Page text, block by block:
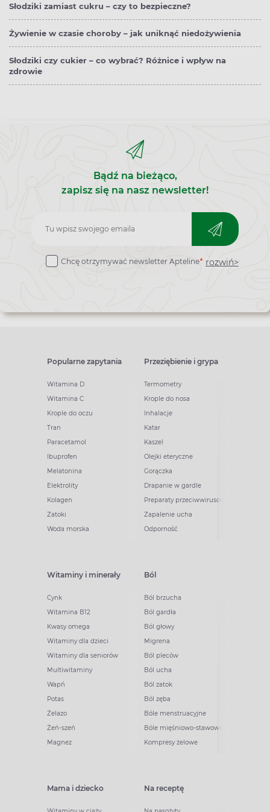
Słodziki zamiast cukru – czy to bezpieczne?
Żywienie w czasie choroby – jak uniknąć niedożywienia
Słodziki czy cukier – co wybrać? Różnice i wpływ na
zdrowie
Bądź na bieżąco,
zapisz się na nasz newsletter!
Zapisz
do
Chcę otrzymywać newsletter Apteline* rozwiń>
Popularne zapytania
Witamina D
Witamina C
Krople do oczu
Tran
Paracetamol
Ibuprofen
Melatonina
Elektrolity
Kolagen
Zatoki
Woda morska
Przeziębienie i grypa
Termometry
Krople do nosa
Inhalacje
Katar
Kaszel
Olejki eteryczne
Gorączka
Drapanie w gardle
Preparaty przeciwwirusowe
Zapalenie ucha
Odporność
Witaminy i minerały
Cynk
Witamina B12
Kwasy omega
Witaminy dla dzieci
Witaminy dla seniorów
Multiwitaminy
Wapń
Potas
Żelazo
Żeń-szeń
Magnez
Ból
Ból brzucha
Ból gardła
Ból głowy
Migrena
Ból pleców
Ból ucha
Ból zatok
Ból zęba
Bóle menstruacyjne
Bóle mięśniowo-stawowe
Kompresy żelowe
Mama i dziecko Na receptę